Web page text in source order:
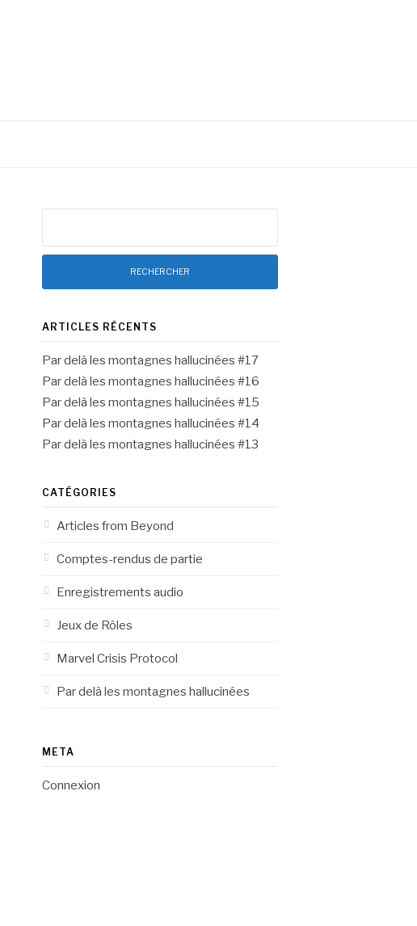
ARTICLES RÉCENTS
Par delà les montagnes hallucinées #17
Par delà les montagnes hallucinées #16
Par delà les montagnes hallucinées #15
Par delà les montagnes hallucinées #14
Par delà les montagnes hallucinées #13
CATÉGORIES
Articles from Beyond
Comptes-rendus de partie
Enregistrements audio
Jeux de Rôles
Marvel Crisis Protocol
Par delà les montagnes hallucinées
META
Connexion